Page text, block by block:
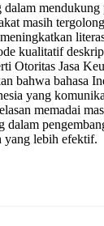
masih
kualitatif
Otoritas Jasa
bahwa bahasa
yang
memadai
dalam
yang lebih efektif.